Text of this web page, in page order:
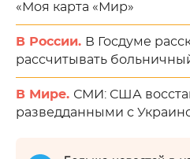
«Моя карта «Мир»
В России. В Госдуме
рассчитывать
В Мире. СМИ: США
разведданными с